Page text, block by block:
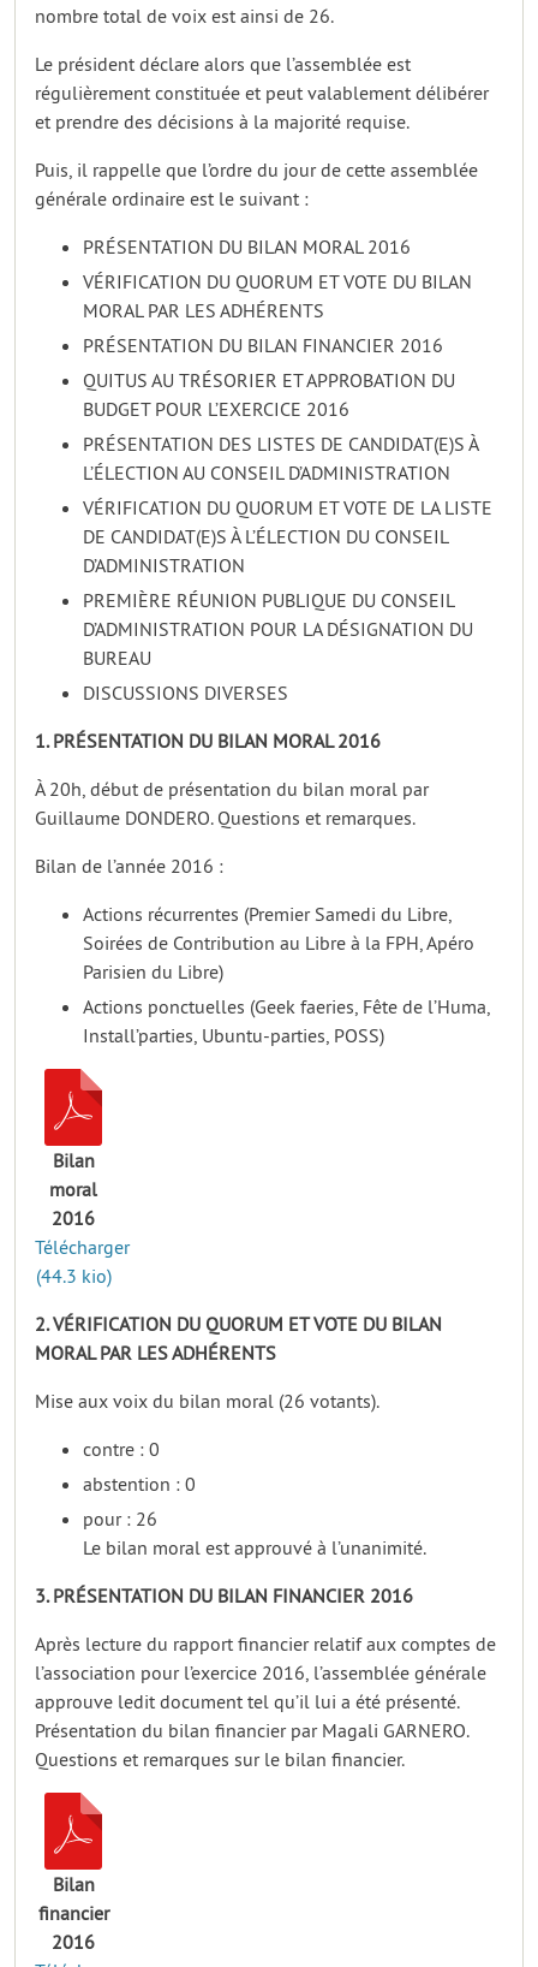
nombre total de voix est ainsi de 26.
Le président déclare alors que l’assemblée est
régulièrement constituée et peut valablement délibérer
et prendre des décisions à la majorité requise.
Puis, il rappelle que l’ordre du jour de cette assemblée
générale ordinaire est le suivant :
PRÉSENTATION DU BILAN MORAL 2016
VÉRIFICATION DU QUORUM ET VOTE DU BILAN
MORAL PAR LES ADHÉRENTS
PRÉSENTATION DU BILAN FINANCIER 2016
QUITUS AU TRÉSORIER ET APPROBATION DU
BUDGET POUR L’EXERCICE 2016
PRÉSENTATION DES LISTES DE CANDIDAT(E)S À
L’ÉLECTION AU CONSEIL D’ADMINISTRATION
VÉRIFICATION DU QUORUM ET VOTE DE LA LISTE
DE CANDIDAT(E)S À L’ÉLECTION DU CONSEIL
D’ADMINISTRATION
PREMIÈRE RÉUNION PUBLIQUE DU CONSEIL
D’ADMINISTRATION POUR LA DÉSIGNATION DU
BUREAU
DISCUSSIONS DIVERSES
1. PRÉSENTATION DU BILAN MORAL 2016
À 20h, début de présentation du bilan moral par
Guillaume DONDERO. Questions et remarques.
Bilan de l’année 2016 :
Actions récurrentes (Premier Samedi du Libre,
Soirées de Contribution au Libre à la FPH, Apéro
Parisien du Libre)
Actions ponctuelles (Geek faeries, Fête de l’Huma,
Install’parties, Ubuntu-parties, POSS)
Bilan
moral
2016
Télécharger
(44.3 kio)
2. VÉRIFICATION DU QUORUM ET VOTE DU BILAN
MORAL PAR LES ADHÉRENTS
Mise aux voix du bilan moral (26 votants).
contre : 0
abstention : 0
pour : 26
Le bilan moral est approuvé à l’unanimité.
3. PRÉSENTATION DU BILAN FINANCIER 2016
Après lecture du rapport financier relatif aux comptes de
l’association pour l’exercice 2016, l’assemblée générale
approuve ledit document tel qu’il lui a été présenté.
Présentation du bilan financier par Magali GARNERO.
Questions et remarques sur le bilan financier.
Bilan
financier
2016